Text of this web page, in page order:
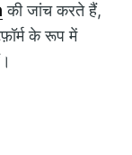
की जांच करते हैं,
के रूप में